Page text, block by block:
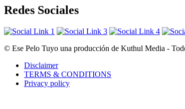
Redes Sociales
© Ese Pelo Tuyo una producción de Kuthul Media -
Disclaimer
TERMS & CONDITIONS
Privacy policy